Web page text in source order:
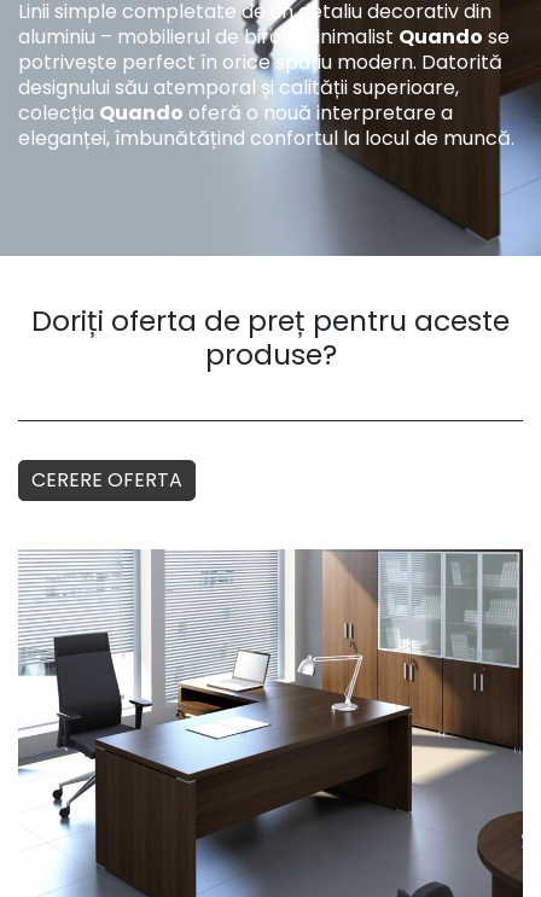
Linii simple completate de un detaliu decorativ din
aluminiu – mobilierul de birou minimalist Quando se
potrivește perfect în orice spațiu modern. Datorită
designului său atemporal și calității superioare,
colecția Quando oferă o nouă interpretare a
eleganței, îmbunătățind confortul la locul de muncă.
Doriți oferta de preț pentru aceste
produse?
CERERE OFERTA